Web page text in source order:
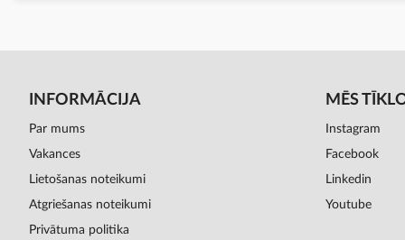
INFORMĀCIJA
Par mums
Vakances
Lietošanas noteikumi
Atgriešanas noteikumi
Privātuma politika
MĒS
Instagram
Facebook
Linkedin
Youtube